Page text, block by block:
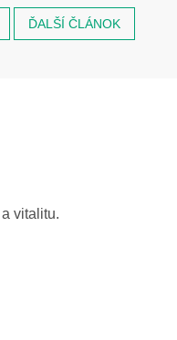
ĎALŠÍ ČLÁNOK
vitalitu.